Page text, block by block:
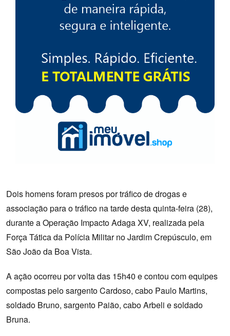
Dois homens foram presos por tráfico de drogas e
associação para o tráfico na tarde desta quinta-feira (28),
durante a Operação Impacto Adaga XV, realizada pela
Força Tática da Polícia Militar no Jardim Crepúsculo, em
São João da Boa Vista.
A ação ocorreu por volta das 15h40 e contou com equipes
compostas pelo sargento Cardoso, cabo Paulo Martins,
soldado Bruno, sargento Paião, cabo Arbeli e soldado
Bruna.